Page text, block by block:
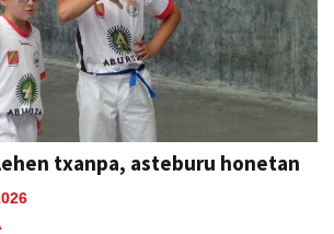
txanpa, asteburu honetan